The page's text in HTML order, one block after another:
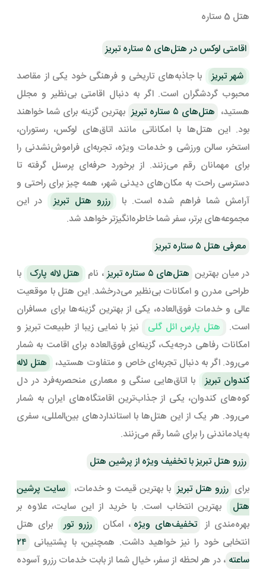
هتل 5 ستاره
اقامتی لوکس در هتل‌های ۵ ستاره تبریز
شهر تبریز
با جاذبه‌های تاریخی و فرهنگی خود یکی از مقاصد
محبوب گردشگران است. اگر به دنبال اقامتی بی‌نظیر و مجلل
هستید، هتل‌های ۵ ستاره تبریز
بهترین گزینه برای شما خواهند
بود. این هتل‌ها با امکاناتی مانند اتاق‌های لوکس، رستوران‌،
استخر، سالن ورزشی و خدمات ویژه، تجربه‌ای فراموش‌نشدنی را
برای مهمانان رقم می‌زنند. از برخورد حرفه‌ای پرسنل گرفته تا
دسترسی راحت به مکان‌های دیدنی شهر، همه چیز برای راحتی و
آرامش شما فراهم شده است. با
رزرو هتل تبریز
در این
مجموعه‌های برتر، سفر شما خاطره‌انگیزتر خواهد شد.
معرفی هتل ۵ ستاره تبریز
در میان بهترین هتل‌های ۵ ستاره تبریز ، نام هتل لاله پارک با
طراحی مدرن و امکانات بی‌نظیر می‌درخشد. این هتل با موقعیت
عالی و خدمات فوق‌العاده، یکی از بهترین گزینه‌ها برای مسافران
است.
هتل پارس ائل گلی
نیز با نمایی زیبا از طبیعت تبریز و
امکانات رفاهی درجه‌یک، گزینه‌ای فوق‌العاده برای اقامت به شمار
می‌رود. اگر به دنبال تجربه‌ای خاص و متفاوت هستید،
هتل لاله
کندوان تبریز
با اتاق‌هایی سنگی و معماری منحصر‌به‌فرد در دل
کوه‌های کندوان، یکی از جذاب‌ترین اقامتگاه‌های ایران به شمار
می‌رود. هر یک از این هتل‌ها با استانداردهای بین‌المللی، سفری
به‌یادماندنی را برای شما رقم می‌زنند.
رزرو هتل تبریز با تخفیف ویژه از پرشین هتل
برای رزرو هتل تبریز با بهترین قیمت و خدمات،
سایت پرشین
هتل
بهترین انتخاب است. با خرید از این سایت، علاوه بر
بهره‌مندی از تخفیف‌های ویژه ، امکان رزرو تور
برای هتل
انتخابی خود را نیز خواهید داشت. همچنین، با پشتیبانی ۲۴
ساعته ، در هر لحظه از سفر، خیال شما از بابت خدمات رزرو آسوده